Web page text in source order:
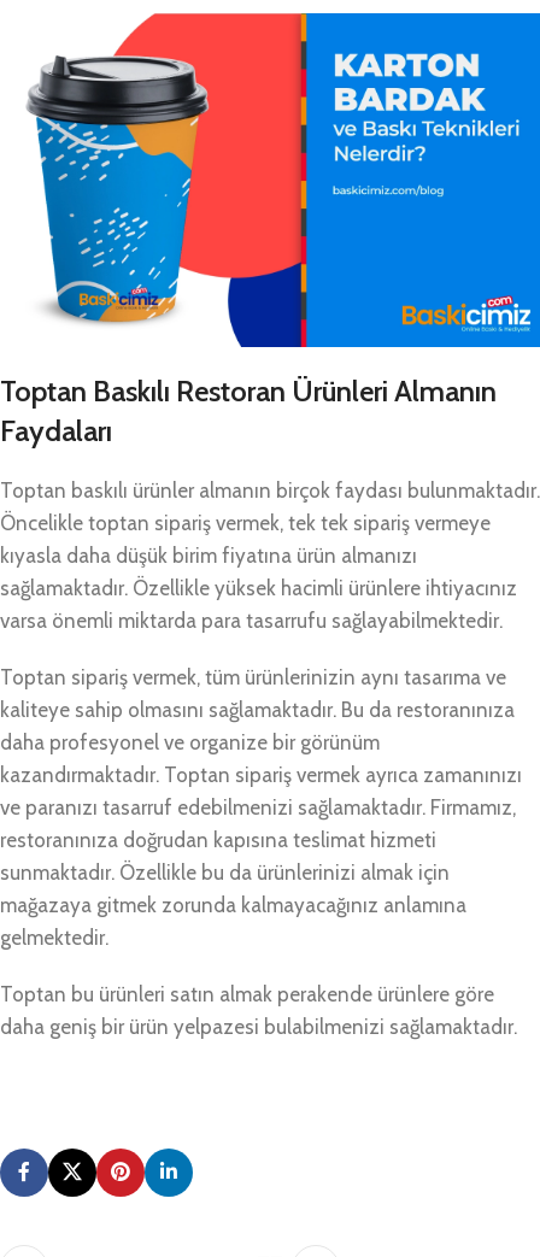
Toptan Baskılı Restoran Ürünleri Almanın
Faydaları
Toptan baskılı ürünler almanın birçok faydası bulunmaktadır.
Öncelikle toptan sipariş vermek, tek tek sipariş vermeye
kıyasla daha düşük birim fiyatına ürün almanızı
sağlamaktadır. Özellikle yüksek hacimli ürünlere ihtiyacınız
varsa önemli miktarda para tasarrufu sağlayabilmektedir.
Toptan sipariş vermek, tüm ürünlerinizin aynı tasarıma ve
kaliteye sahip olmasını sağlamaktadır. Bu da restoranınıza
daha profesyonel ve organize bir görünüm
kazandırmaktadır. Toptan sipariş vermek ayrıca zamanınızı
ve paranızı tasarruf edebilmenizi sağlamaktadır. Firmamız,
restoranınıza doğrudan kapısına teslimat hizmeti
sunmaktadır. Özellikle bu da ürünlerinizi almak için
mağazaya gitmek zorunda kalmayacağınız anlamına
gelmektedir.
Toptan bu ürünleri satın almak perakende ürünlere göre
daha geniş bir ürün yelpazesi bulabilmenizi sağlamaktadır.